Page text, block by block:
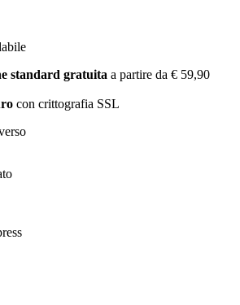
standard gratuita a partire da € 59,90
con crittografia SSL